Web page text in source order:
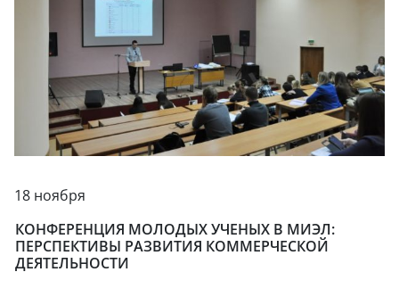
18 ноября
КОНФЕРЕНЦИЯ МОЛОДЫХ УЧЕНЫХ В МИЭЛ:
ПЕРСПЕКТИВЫ РАЗВИТИЯ КОММЕРЧЕСКОЙ
ДЕЯТЕЛЬНОСТИ